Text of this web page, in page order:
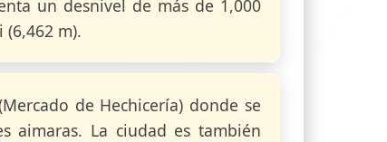
un desnivel de más de 1,000
m).
de Hechicería) donde se
aimaras. La ciudad es también